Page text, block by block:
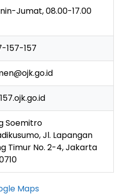
Jumat, 08.00-17.00
157-157
Soemitro
Jl. Lapangan
Timur No. 2-4, Jakarta
Maps